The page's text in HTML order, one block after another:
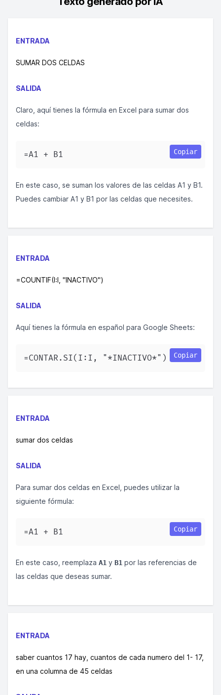
ENTRADA
SUMAR DOS CELDAS
SALIDA
Claro, aquí tienes la fórmula en Excel para sumar dos
celdas:
=A1 + B1 Copiar
En este caso, se suman los valores de las celdas A1 y B1.
Puedes cambiar A1 y B1 por las celdas que necesites.
ENTRADA
=COUNTIF(I:I, "INACTIVO")
SALIDA
Aquí tienes la fórmula en español para Google Sheets:
=CONTAR.SI(I:I, "*INACTIVO*") Copiar
ENTRADA
sumar dos celdas
SALIDA
Para sumar dos celdas en Excel, puedes utilizar la
siguiente fórmula:
=A1 + B1 Copiar
En este caso, reemplaza A1 y B1 por las referencias de
las celdas que deseas sumar.
ENTRADA
saber cuantos 17 hay, cuantos de cada numero del 1- 17,
en una columna de 45 celdas